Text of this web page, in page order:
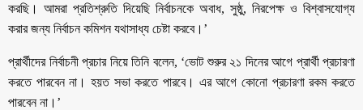
করছি। আমরা প্রতিশ্রুতি দিয়েছি নির্বাচনকে অবাধ, সুষ্ঠু, নিরপেক্ষ ও বিশ্বাসযোগ্য
করার জন্য নির্বাচন কমিশন যথাসাধ্য চেষ্টা করবে।’
প্রার্থীদের নির্বাচনী প্রচার নিয়ে তিনি বলেন, ‘ভোট শুরুর ২১ দিনের আগে প্রার্থী প্রচারণা
করতে পারবেন না। হয়ত সভা করতে পারবে। এর আগে কোনো প্রচারণা রকম করতে
পারবেন না।’